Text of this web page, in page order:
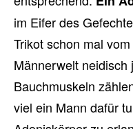
im Eifer des
Trikot schon mal
Männerwelt neidisch
Bauchmuskeln
viel ein Mann dafür